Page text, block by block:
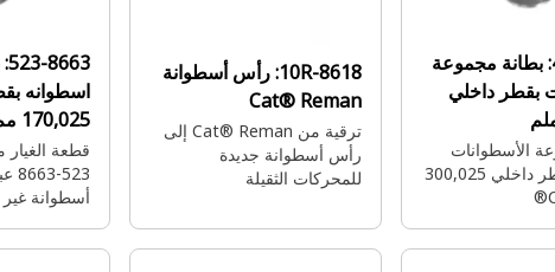
بطانة مجموعة
بقطر داخلي
الأسطوانات
للمحرك بقطر داخلي 300,025
10R-8618:
رأس أسطوانة
Cat® Reman
ترقية من Cat®‎ Reman إلى
رأس أسطوانة جديدة
للمحركات الثقيلة
523-8663:
اسطوانه
170,025 مم
أسطوانة